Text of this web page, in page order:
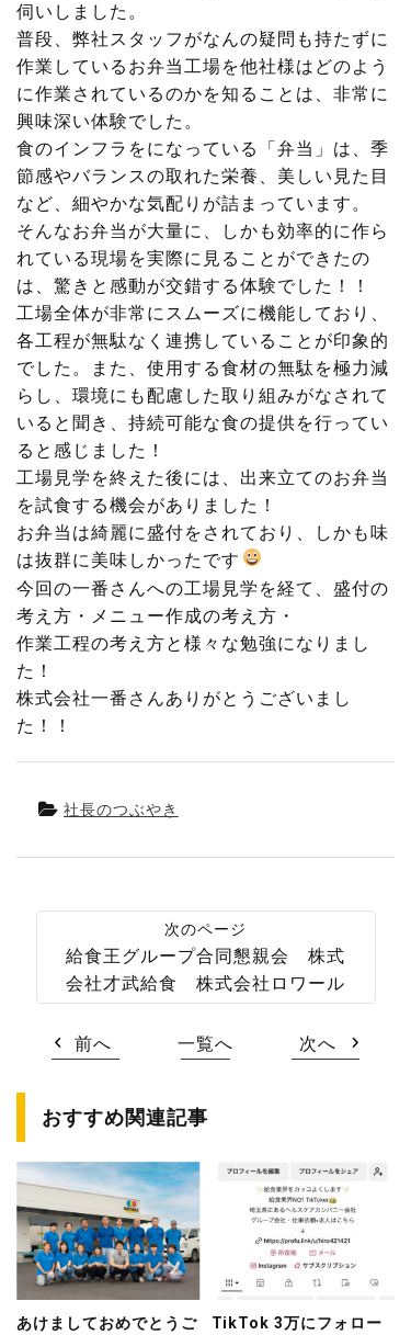
伺いしました。
普段、弊社スタッフがなんの疑問も持たずに
作業しているお弁当工場を他社様はどのよう
に作業されているのかを知ることは、非常に
興味深い体験でした。
食のインフラをになっている「弁当」は、季
節感やバランスの取れた栄養、美しい見た目
など、細やかな気配りが詰まっています。
そんなお弁当が大量に、しかも効率的に作ら
れている現場を実際に見ることができたの
は、驚きと感動が交錯する体験でした！！
工場全体が非常にスムーズに機能しており、
各工程が無駄なく連携していることが印象的
でした。また、使用する食材の無駄を極力減
らし、環境にも配慮した取り組みがなされて
いると聞き、持続可能な食の提供を行ってい
ると感じました！
工場見学を終えた後には、出来立てのお弁当
を試食する機会がありました！
お弁当は綺麗に盛付をされており、しかも味
は抜群に美味しかったです
今回の一番さんへの工場見学を経て、盛付の
考え方・メニュー作成の考え方・
作業工程の考え方と様々な勉強になりまし
た！
株式会社一番さんありがとうございまし
た！！
社長のつぶやき
給食王グループ合同懇親会 株式
会社才武給食 株式会社ロワール
前へ 一覧へ 次へ
おすすめ関連記事
あけましておめでとうご TikTok 3万にフォロー